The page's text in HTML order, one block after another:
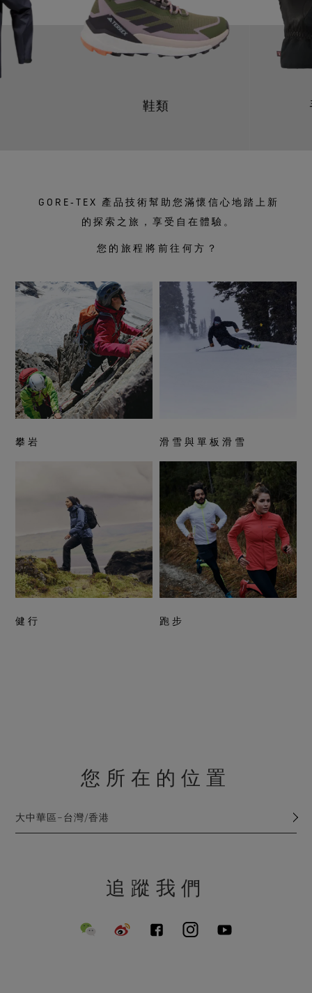
鞋類
GORE‑TEX 產品技術幫助您滿懷信心地踏上新
的探索之旅，享受自在體驗。
您的旅程將前往何方？
攀岩 滑雪與單板滑雪
健行 跑步
您所在的位置
大中華區–台灣/香港
追蹤我們